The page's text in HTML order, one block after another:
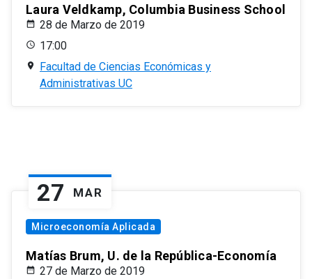
Laura Veldkamp, Columbia Business School
28 de Marzo de 2019
17:00
Facultad de Ciencias Económicas y
Administrativas UC
27 MAR
Microeconomía Aplicada
Matías Brum, U. de la República-Economía
27 de Marzo de 2019